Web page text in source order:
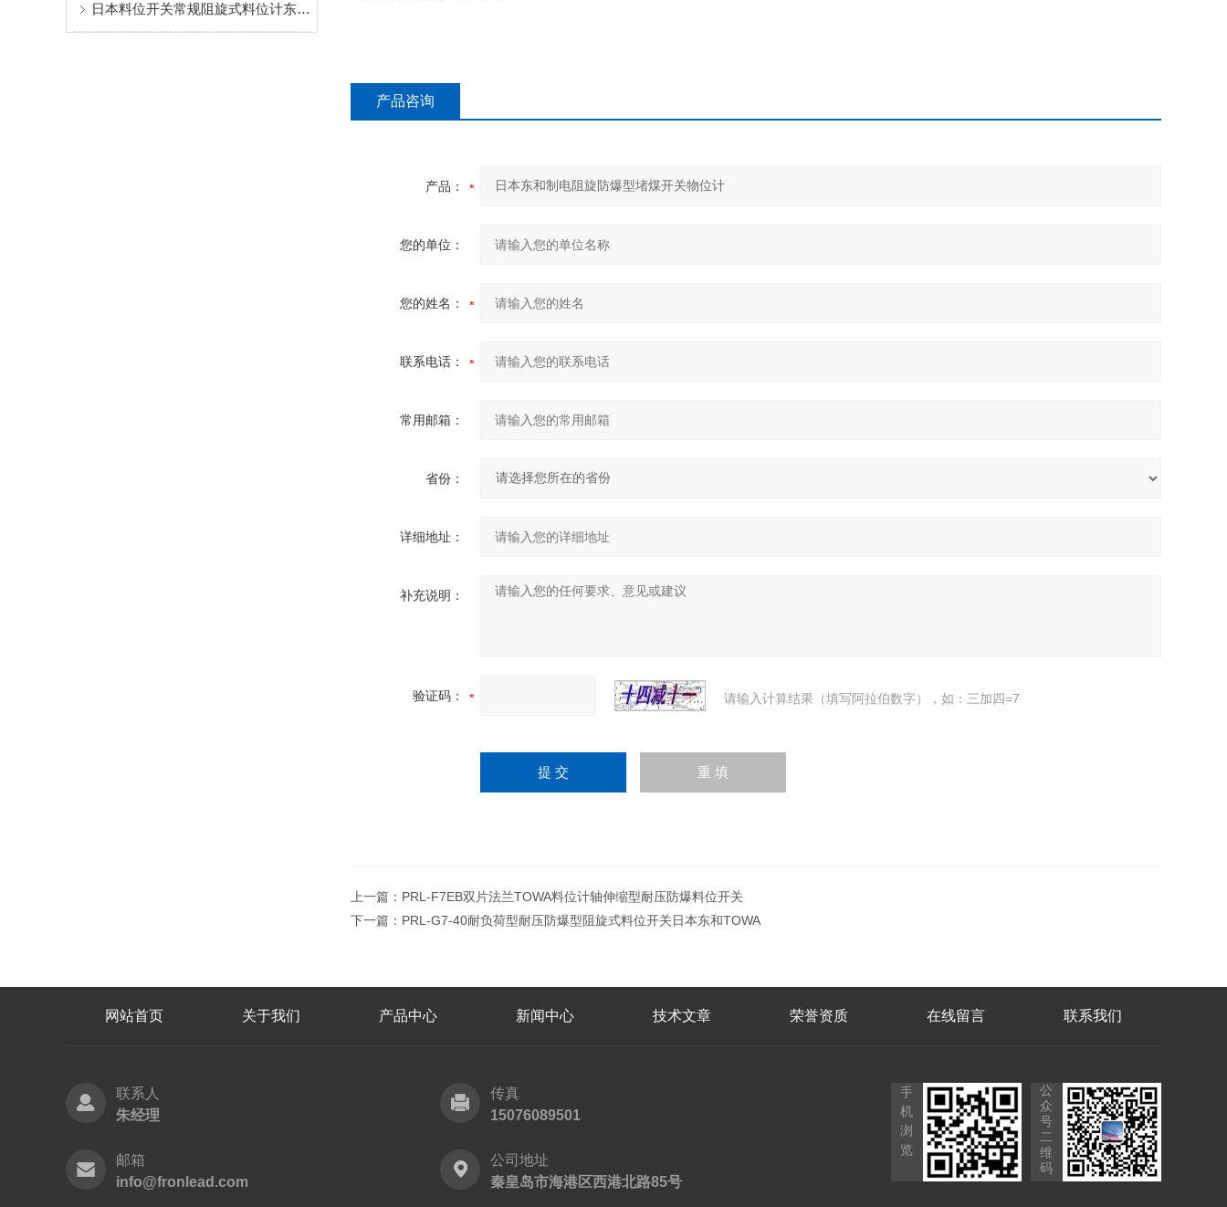
日本料位开关常规阻旋式料位计东和TOWA知多少
产品咨询
产品：
您的单位：
您的姓名：
联系电话：
常用邮箱：
省份：
详细地址：
补充说明：
验证码： 请输入计算结果（填写阿拉伯数字），如：三加四=7
上一篇： PRL-F7EB双片法兰TOWA料位计轴伸缩型耐压防爆料位开关
下一篇： PRL-G7-40耐负荷型耐压防爆型阻旋式料位开关日本东和TOWA
网站首页 关于我们 产品中心 新闻中心 技术文章 荣誉资质 在线留言 联系我们
联系人
朱经理
传真
15076089501
邮箱
info@fronlead.com
公司地址
秦皇岛市海港区西港北路85号
手
机
浏
览
公
众
号
二
维
码